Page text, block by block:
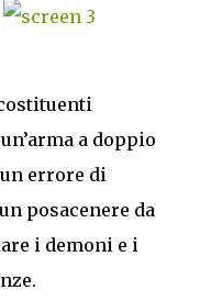
a doppio
errore di
posacenere da
i demoni e i